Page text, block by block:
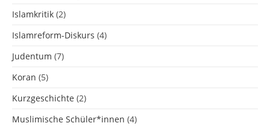
Islamkritik (2)
Islamreform-Diskurs (4)
Judentum (7)
Koran (5)
Kurzgeschichte (2)
Muslimische Schüler*innen (4)